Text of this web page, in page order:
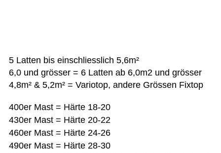
5 Latten bis einschliesslich 5,6m²
6,0 und grösser = 6 Latten ab 6,0m2 und grösser
4,8m² & 5,2m² = Variotop, andere Grössen Fixtop
400er Mast = Härte 18-20
430er Mast = Härte 20-22
460er Mast = Härte 24-26
490er Mast = Härte 28-30